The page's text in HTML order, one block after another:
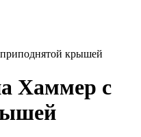
крышей
Хаммер с